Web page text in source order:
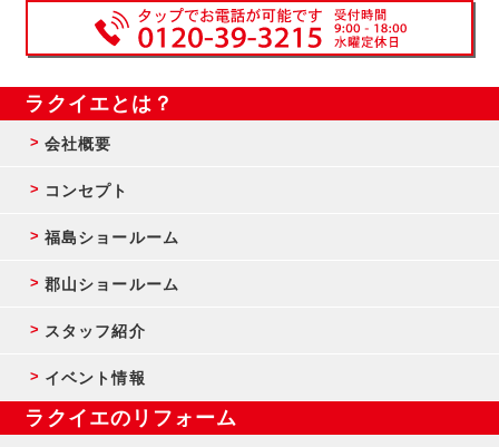
ラクイエとは？
会社概要
コンセプト
福島ショールーム
郡山ショールーム
スタッフ紹介
イベント情報
ラクイエのリフォーム